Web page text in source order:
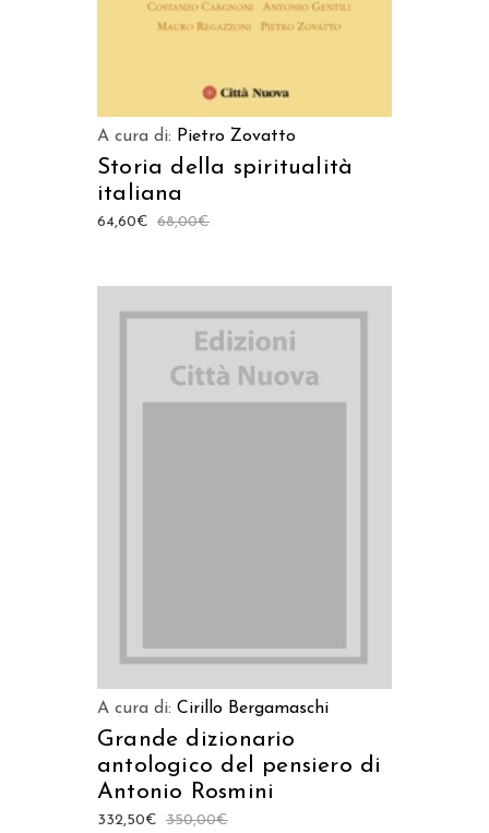
A cura di: Pietro Zovatto
Storia della spiritualità
italiana
68,00€
64,60€
A cura di: Cirillo Bergamaschi
Grande dizionario
antologico del pensiero di
Antonio Rosmini
350,00€
332,50€